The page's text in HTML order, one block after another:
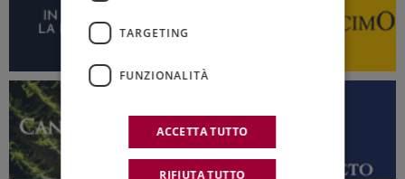
TARGETING
FUNZIONALITÀ
ACCETTA TUTTO
RIFIUTA TUTTO